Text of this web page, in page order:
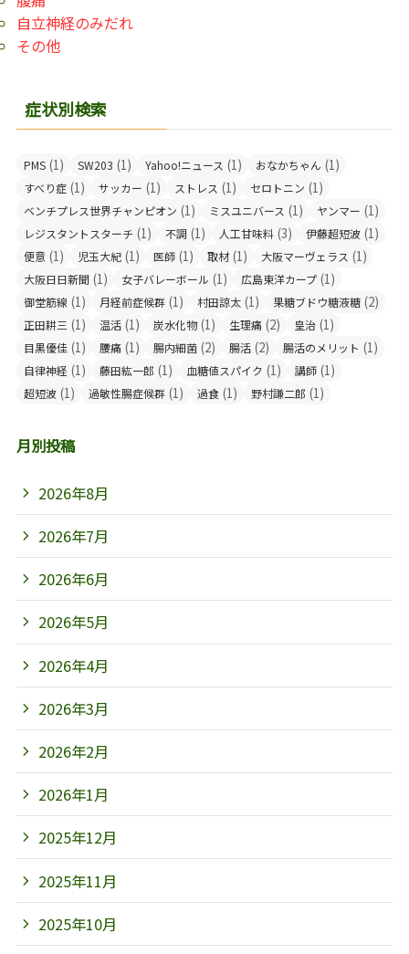
自立神経のみだれ
その他
症状別検索
PMS (1) SW203 (1) Yahoo!ニュース (1) おなかちゃん (1)
すべり症 (1) サッカー (1) ストレス (1) セロトニン (1)
ベンチプレス世界チャンピオン (1) ミスユニバース (1) ヤンマー (1)
レジスタントスターチ (1) 不調 (1) 人工甘味料 (3) 伊藤超短波 (1)
便意 (1) 児玉大紀 (1) 医師 (1) 取材(1) 大阪マーヴェラス (1)
大阪日日新聞 (1) 女子バレーボール (1) 広島東洋カープ (1)
御堂筋線 (1) 月経前症候群 (1) 村田諒太 (1) 果糖ブドウ糖液糖 (2)
正田耕三 (1) 温活 (1) 炭水化物(1) 生理痛 (2) 皇治 (1)
目黒優佳 (1) 腰痛 (1) 腸内細菌 (2) 腸活 (2) 腸活のメリット (1)
自律神経 (1) 藤田紘一郎 (1) 血糖値スパイク (1) 講師 (1)
超短波 (1) 過敏性腸症候群 (1) 過食 (1) 野村謙二郎 (1)
月別投稿
2026年8月
2026年7月
2026年6月
2026年5月
2026年4月
2026年3月
2026年2月
2026年1月
2025年12月
2025年11月
2025年10月